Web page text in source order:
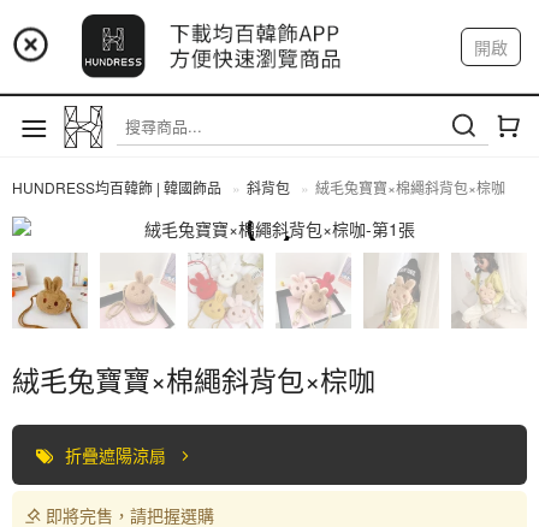
📢 市集預告：9/4-9/6 淡水捷運站
📢 市集預告：9/12-9/13 八里海巡基地
📢 市集預告：8/22-8/23 桃園青埔置地廣場
開啟
註冊 我的帳戶
HUNDRESS均百韓飾 | 韓國飾品 斜背包 絨毛兔寶寶×棉繩斜背包×棕咖
絨毛兔寶寶×棉繩斜背包×棕咖
折疊遮陽涼扇
即將完售，請把握選購